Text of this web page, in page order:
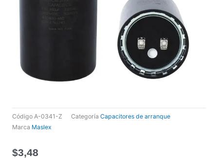
Código A-0341-Z Categoría Capacitores de arranque
Marca Maslex
$3,48